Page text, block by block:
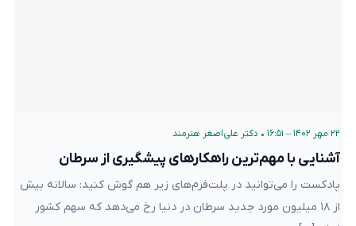
۲۲ مهر ۱۴۰۲ – ۱۶:۵۱ • دکتر علی‌اصغر هنرمند
آشنایی با مهم‌ترین راهکارهای پیشگیری از سرطان
پادکست را می‌توانید در پلت‌فرم‌های زیر هم گوش کنید: سالانه بیش
از ۱۸ میلیون مورد جدید سرطان در دنیا رخ می‌دهد که سهم کشور